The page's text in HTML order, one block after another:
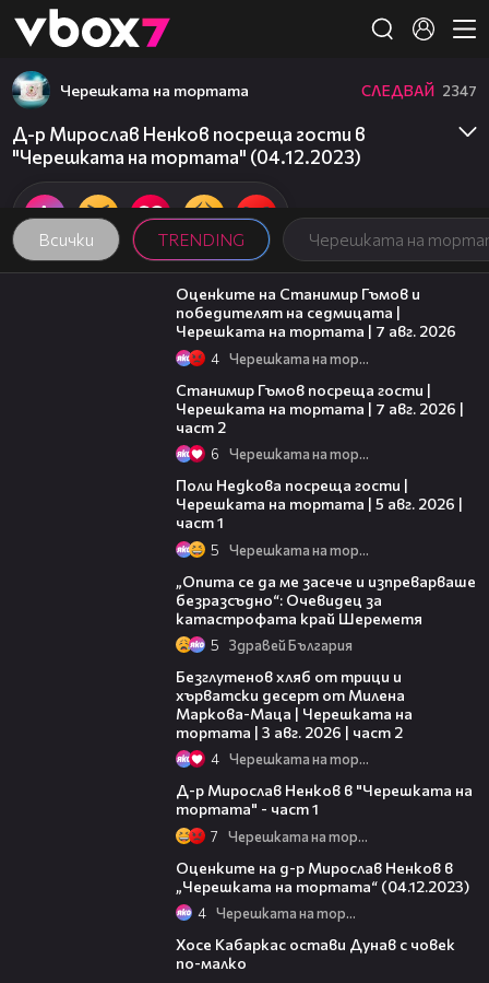
👾
Всички TRENDING Черешката на
Черешката на тортата СЛЕДВАЙ 2347
Д-р Мирослав Ненков посреща гости в
"Черешката на тортата" (04.12.2023)
02:15
Оценките на Станимир Гъмов и
победителят на седмицата |
Черешката на тортата | 7 авг. 2026
4 Черешката на тортата
Станимир Гъмов посреща гости |
Черешката на тортата | 7 авг. 2026 |
част 2
6 Черешката на тортата
Поли Недкова посреща гости |
Черешката на тортата | 5 авг. 2026 |
част 1
5 Черешката на тортата
„Опита се да ме засече и изпреварваше
безразсъдно“: Очевидец за
катастрофата край Шереметя
5 Здравей България
Безглутенов хляб от трици и
хърватски десерт от Милена
Маркова-Маца | Черешката на
тортата | 3 авг. 2026 | част 2
4 Черешката на тортата
Д-р Мирослав Ненков в "Черешката на
тортата" - част 1
7 Черешката на тортата
Оценките на д-р Мирослав Ненков в
„Черешката на тортата“ (04.12.2023)
4 Черешката на тортата
Хосе Кабаркас остави Дунав с човек
по-малко